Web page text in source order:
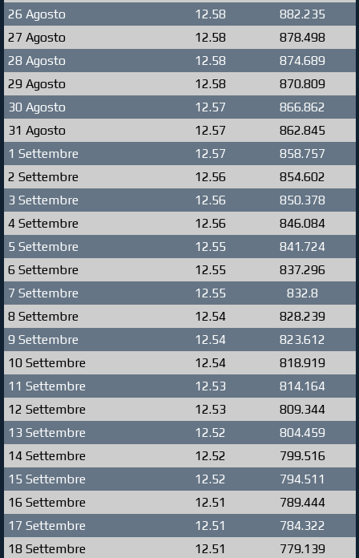
26 Agosto
12.58
882.235
27 Agosto
12.58
878.498
28 Agosto
12.58
874.689
29 Agosto
12.58
870.809
30 Agosto
12.57
866.862
31 Agosto
12.57
862.845
1 Settembre
12.57
858.757
2 Settembre
12.56
854.602
3 Settembre
12.56
850.378
4 Settembre
12.56
846.084
5 Settembre
12.55
841.724
6 Settembre
12.55
837.296
7 Settembre
12.55
832.8
8 Settembre
12.54
828.239
9 Settembre
12.54
823.612
10 Settembre
12.54
818.919
11 Settembre
12.53
814.164
12 Settembre
12.53
809.344
13 Settembre
12.52
804.459
14 Settembre
12.52
799.516
15 Settembre
12.52
794.511
16 Settembre
12.51
789.444
17 Settembre
12.51
784.322
18 Settembre
12.51
779.139